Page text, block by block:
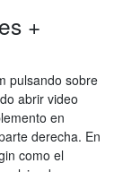
+
pulsando sobre
abrir video
en
derecha. En
como el